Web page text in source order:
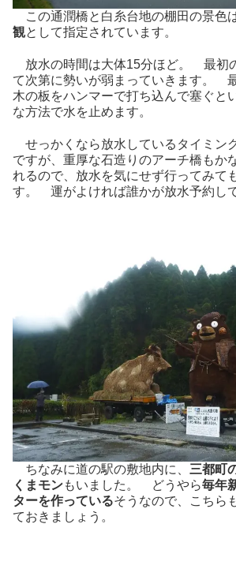
この通潤橋と白糸台地の棚田の景色
観として指定されています。
放水の時間は大体15分ほど。 最初
て次第に勢いが弱まっていきます。
木の板をハンマーで打ち込んで塞ぐと
な方法で水を止めます。
せっかくなら放水しているタイミン
ですが、重厚な石造りのアーチ橋もか
れるので、放水を気にせず行ってみて
す。 運がよければ誰かが放水予約し
ちなみに道の駅の敷地内に、 三都町
くまモンもいました。 どうやら毎年
ターを作っているそうなので、こちら
ておきましょう。